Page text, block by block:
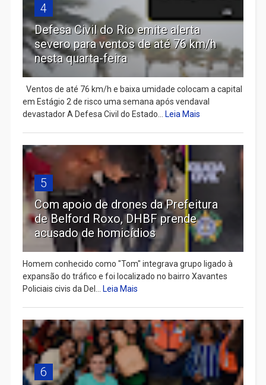
4
Defesa Civil do Rio emite alerta
severo para ventos de até 76 km/h
nesta quarta-feira
Ventos de até 76 km/h e baixa umidade colocam a capital
em Estágio 2 de risco uma semana após vendaval
devastador A Defesa Civil do Estado... Leia Mais
5
Com apoio de drones da Prefeitura
de Belford Roxo, DHBF prende
acusado de homicídios
Homem conhecido como "Tom" integrava grupo ligado à
expansão do tráfico e foi localizado no bairro Xavantes
Policiais civis da Del... Leia Mais
6